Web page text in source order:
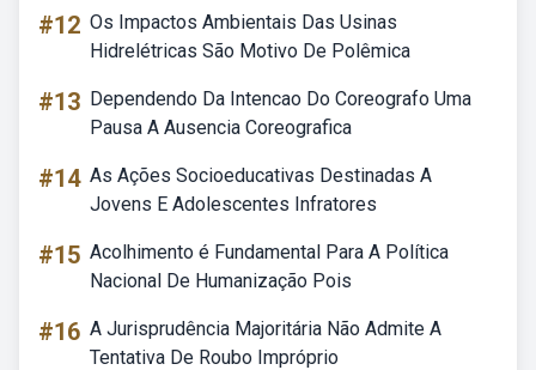
#12 Os Impactos Ambientais Das Usinas
Hidrelétricas São Motivo De Polêmica
#13 Dependendo Da Intencao Do Coreografo Uma
Pausa A Ausencia Coreografica
#14 As Ações Socioeducativas Destinadas A
Jovens E Adolescentes Infratores
#15 Acolhimento é Fundamental Para A Política
Nacional De Humanização Pois
#16 A Jurisprudência Majoritária Não Admite A
Tentativa De Roubo Impróprio